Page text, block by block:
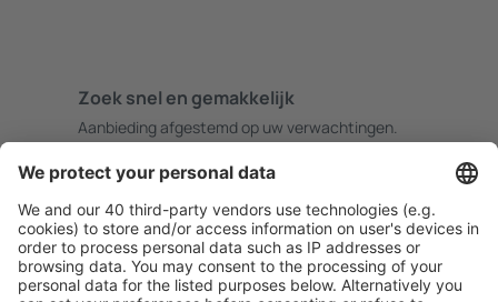
Zoek snel en gemakkelijk
Aanbieding afgestemd op uw verwachtingen.
Zorgeloos boeken met gratiss annuleringsopties.
Bespaar meer